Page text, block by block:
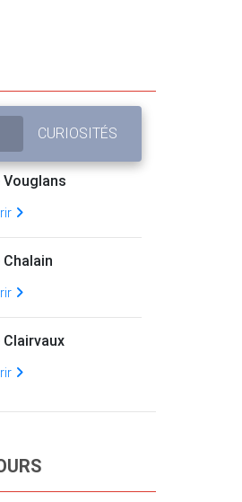
CURIOSITÉS
Vouglans
Chalain
Clairvaux